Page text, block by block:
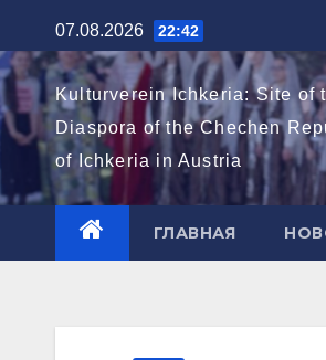
к
содержимому
07.08.2026 22:42
Kulturverein Ichkeria: Site of
Diaspora of the Chechen
of Ichkeria in Austria
ГЛАВНАЯ